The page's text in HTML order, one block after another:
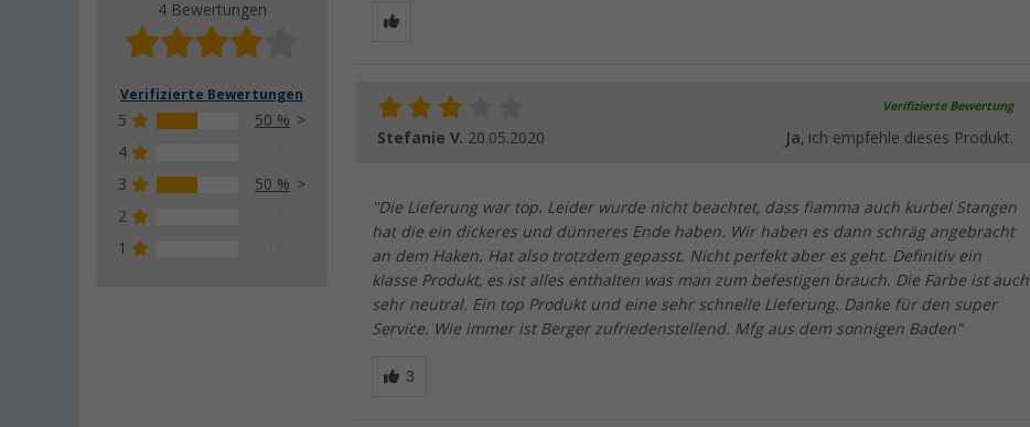
4 Bewertungen
Verifizierte Bewertungen
5
50 %
4
3
50 %
2
1
Verifizierte Bewertung
Stefanie V. 20.05.2020 Ja, ich empfehle dieses Produkt.
"Die Lieferung war top. Leider wurde nicht beachtet, dass fiamma auch kurbel Stangen
hat die ein dickeres und dünneres Ende haben. Wir haben es dann schräg angebracht
an dem Haken. Hat also trotzdem gepasst. Nicht perfekt aber es geht. Definitiv ein
klasse Produkt, es ist alles enthalten was man zum befestigen brauch. Die Farbe ist auch
sehr neutral. Ein top Produkt und eine sehr schnelle Lieferung. Danke für den super
Service. Wie immer ist Berger zufriedenstellend. Mfg aus dem sonnigen Baden"